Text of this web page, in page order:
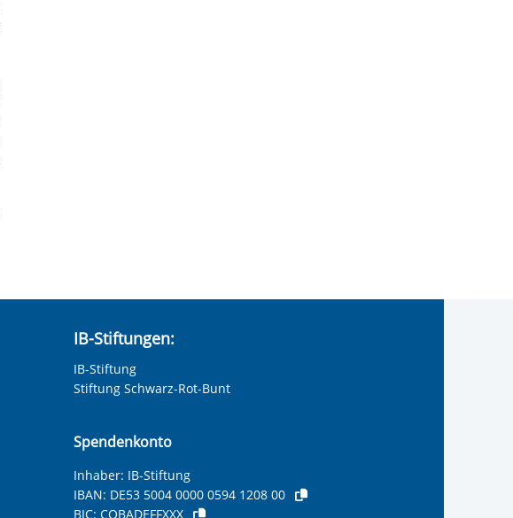
IB-Stiftungen:
IB-Stiftung
Stiftung Schwarz-Rot-Bunt
Spendenkonto
Inhaber: IB-Stiftung
IBAN: DE53 5004 0000 0594 1208 00
BIC: COBADEFFXXX